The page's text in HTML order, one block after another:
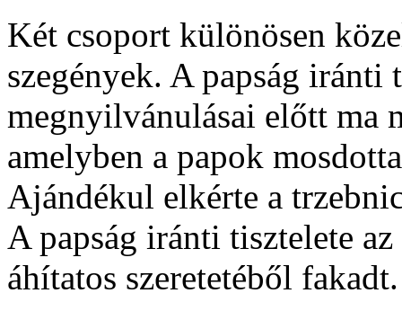
Két csoport különösen
szegények. A papság
megnyilvánulásai előtt ma
amelyben a papok
Ajándékul elkérte a
A papság iránti tisztelete
áhítatos szeretetéből fakadt.